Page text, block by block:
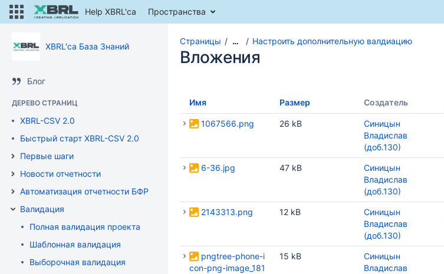
Help XBRL'ca Пространства
XBRL'ca База Знаний
Блог
ДЕРЕВО СТРАНИЦ
XBRL-CSV 2.0
Быстрый старт XBRL-CSV 2.0
Первые шаги
Новости отчетности
Автоматизация отчетности БФР
Валидация
Полная валидация проекта
Шаблонная валидация
Выборочная валидация
Страницы … Настроить дополнительную валдиацию
Вложения
Имя Размер Создатель
1067566.png 26 kB
Синицын
Владислав
(доб.130)
6-36.jpg 47 kB
Синицын
Владислав
(доб.130)
2143313.png 12 kB
Синицын
Владислав
(доб.130)
pngtree-phone-i
con-png-image_181
15 kB
Синицын
Владислав